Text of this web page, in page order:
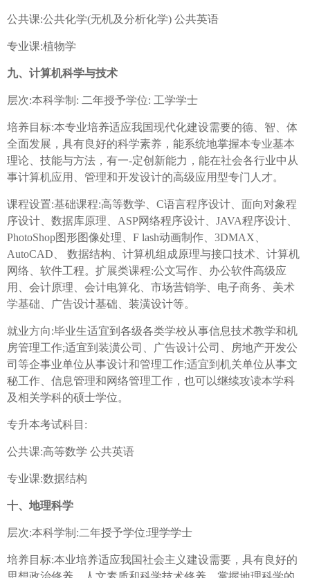
公共课:公共化学(无机及分析化学) 公共英语
专业课:植物学
九、计算机科学与技术
层次:本科学制: 二年授予学位: 工学学士
培养目标:本专业培养适应我国现代化建设需要的德、智、体
全面发展，具有良好的科学素养，能系统地掌握本专业基本
理论、技能与方法，有一-定创新能力，能在社会各行业中从
事计算机应用、管理和开发设计的高级应用型专门人才。
课程设置:基础课程:高等数学、C语言程序设计、面向对象程
序设计、数据库原理、ASP网络程序设计、JAVA程序设计、
PhotoShop图形图像处理、F lash动画制作、3DMAX、
AutoCAD、 数据结构、计算机组成原理与接口技术、计算机
网络、软件工程。扩展类课程:公文写作、办公软件高级应
用、会计原理、会计电算化、市场营销学、电子商务、美术
学基础、广告设计基础、装潢设计等。
就业方向:毕业生适宜到各级各类学校从事信息技术教学和机
房管理工作;适宜到装潢公司、广告设计公司、房地产开发公
司等企事业单位从事设计和管理工作;适宜到机关单位从事文
秘工作、信息管理和网络管理工作，也可以继续攻读本学科
及相关学科的硕士学位。
专升本考试科目:
公共课:高等数学 公共英语
专业课:数据结构
十、地理科学
层次:本科学制:二年授予学位:理学学士
培养目标:本业培养适应我国社会主义建设需要，具有良好的